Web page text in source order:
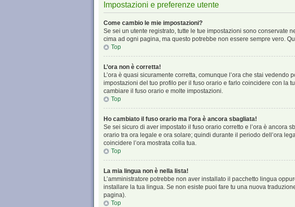
Impostazioni e preferenze utente
Come cambio le mie impostazioni?
Se sei un utente registrato, tutte le tue impostazioni sono conservate
cima ad ogni pagina, ma questo potrebbe non essere sempre vero.
Top
L’ora non è corretta!
L’ora è quasi sicuramente corretta, comunque l’ora che stai
impostazioni del tuo profilo per il fuso orario e farlo coincidere con la
cambiare il fuso orario e molte impostazioni.
Top
Ho cambiato il fuso orario ma l’ora è ancora sbagliata!
Se sei sicuro di aver impostato il fuso orario corretto e l’ora è ancora
orario tra ora legale e ora solare; quindi durante il periodo dell’ora
coincidere l’ora mostrata colla tua.
Top
La mia lingua non è nella lista!
L’amministratore potrebbe non aver installato il pacchetto lingua
installare la tua lingua. Se non esiste puoi fare tu una nuova
pagina).
Top